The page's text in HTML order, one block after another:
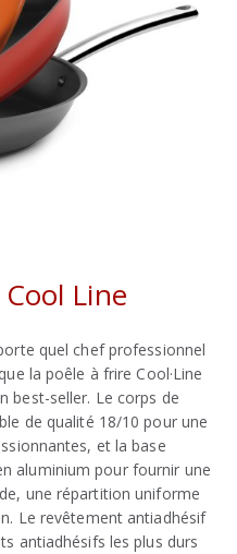
Line
quel chef professionnel
la poêle à frire Cool·Line
best-seller. Le corps de
de qualité 18/10 pour une
et la base
aluminium pour fournir une
une répartition uniforme
Le revêtement antiadhésif
antiadhésifs les plus durs